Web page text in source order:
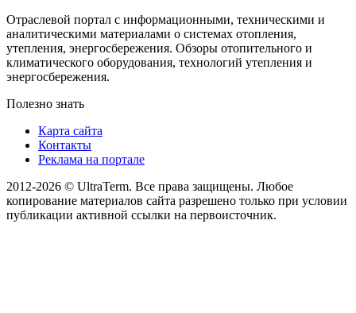
Отраслевой портал с информационными, техническими и
аналитическими материалами о системах отопления,
утепления, энергосбережения. Обзоры отопительного и
климатического оборудования, технологий утепления и
энергосбережения.
Полезно знать
Карта сайта
Контакты
Реклама на портале
2012-2026 © UltraTerm. Все права защищены. Любое
копирование материалов сайта разрешено только при условии
публикации активной ссылки на первоисточник.